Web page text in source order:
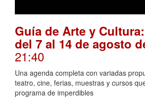
Guía de Arte y
del 7 al 14 de agosto
21:40
Una agenda completa con variadas
teatro, cine, ferias, muestras y cursos
programa de imperdibles